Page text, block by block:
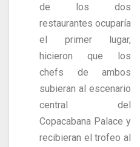
de los dos
restaurantes ocuparía
el primer lugar,
hicieron que los
chefs de ambos
subieran al escenario
central del
Copacabana Palace y
recibieran el trofeo al